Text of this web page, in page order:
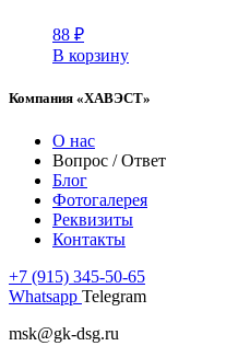
88 ₽
В корзину
Компания «ХАВЭСТ»
О нас
Вопрос / Ответ
Блог
Фотогалерея
Реквизиты
Контакты
+7 (915) 345-50-65
Whatsapp Telegram
msk@gk-dsg.ru